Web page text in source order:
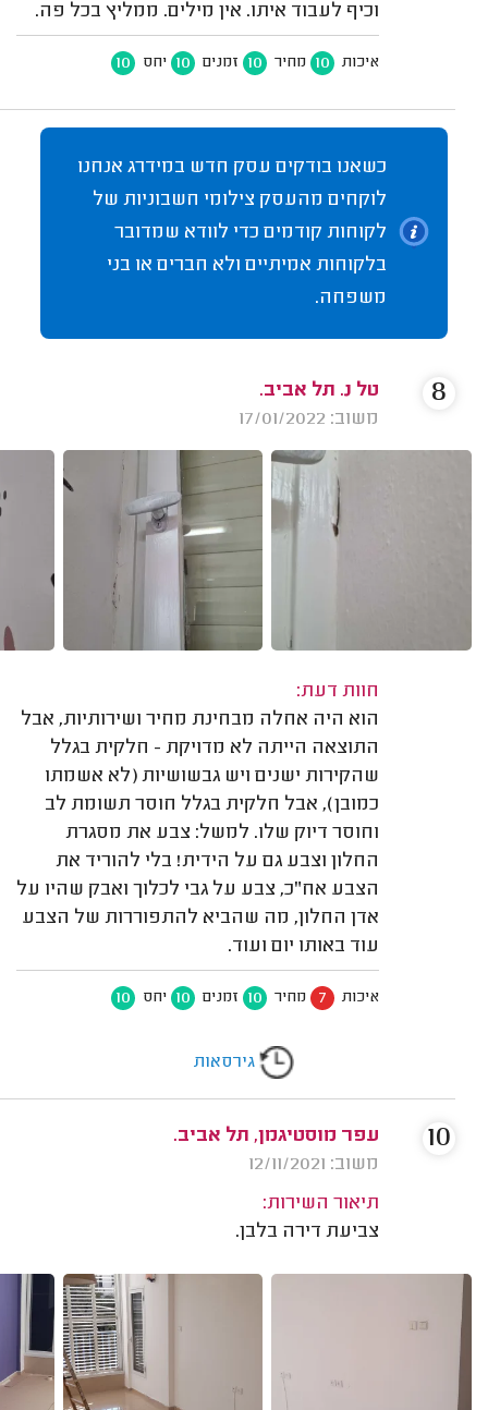
וכיף לעבוד איתו. אין מילים. ממליץ בכל פה.
איכות 10 מחיר 10 זמנים 10 יחס 10
כשאנו בודקים עסק חדש במידרג אנחנו
לוקחים מהעסק צילומי חשבוניות של
לקוחות קודמים כדי לוודא שמדובר
בלקוחות אמיתיים ולא חברים או בני
משפחה.
טל נ. תל אביב.
משוב: 17/01/2022
חוות דעת:
הוא היה אחלה מבחינת מחיר ושירותיות, אבל
התוצאה הייתה לא מדויקת - חלקית בגלל
שהקירות ישנים ויש גבשושיות (לא אשמתו
כמובן), אבל חלקית בגלל חוסר תשומת לב
וחוסר דיוק שלו. למשל: צבע את מסגרת
החלון וצבע גם על הידית! בלי להוריד את
הצבע אח"כ, צבע על גבי לכלוך ואבק שהיו על
אדן החלון, מה שהביא להתפוררות של הצבע
עוד באותו יום ועוד.
איכות 7 מחיר 10 זמנים 10 יחס 10
8
גירסאות
עפר מוסטיגמן, תל אביב.
משוב: 12/11/2021
תיאור השירות:
צביעת דירה בלבן.
10